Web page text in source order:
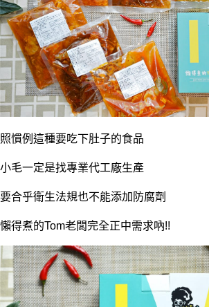
照慣例這種要吃下肚子的食品
小毛一定是找專業代工廠生產
要合乎衛生法規也不能添加防腐劑
懶得煮的Tom老闆完全正中需求吶!!